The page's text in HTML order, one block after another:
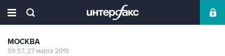
МОСКВА
09:57, 27 марта 2019